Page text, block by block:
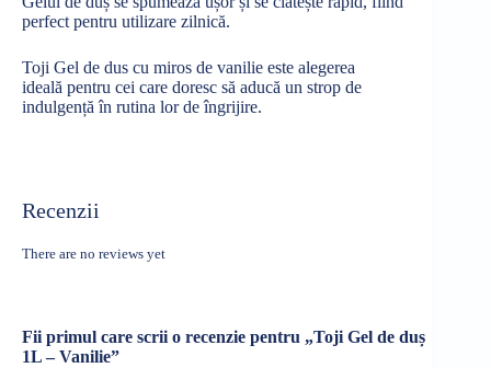
perfect pentru utilizare zilnică.
Toji Gel de dus cu miros de vanilie este alegerea
ideală pentru cei care doresc să aducă un strop de
indulgență în rutina lor deîngrijire.
Recenzii
There are no reviews yet
Fii primul care scrii o recenzie pentru „Toji Gel de duș
1L – Vanilie”